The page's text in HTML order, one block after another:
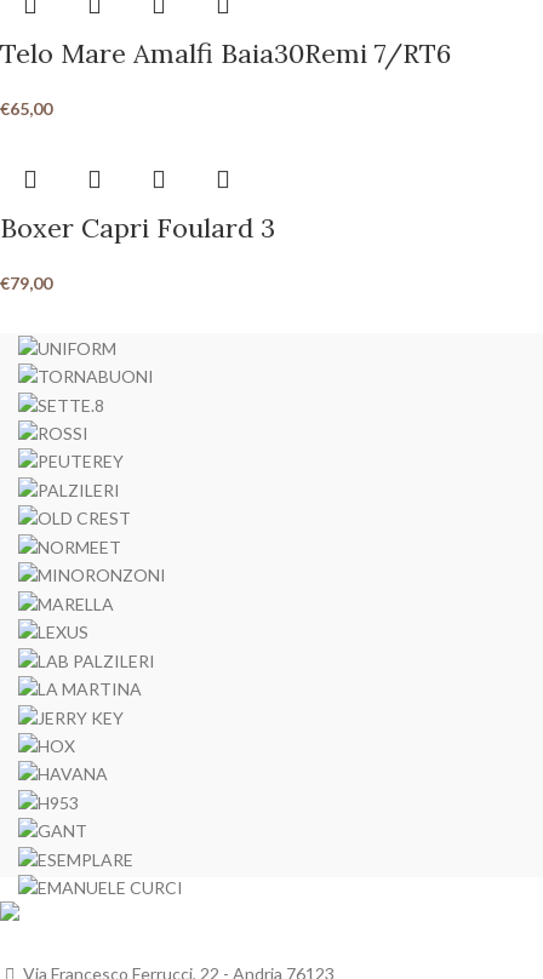
Telo Mare Amalfi Baia30Remi 7/RT6
€65,00
Boxer Capri Foulard 3
€79,00
Via Francesco Ferrucci, 22 - Andria 76123